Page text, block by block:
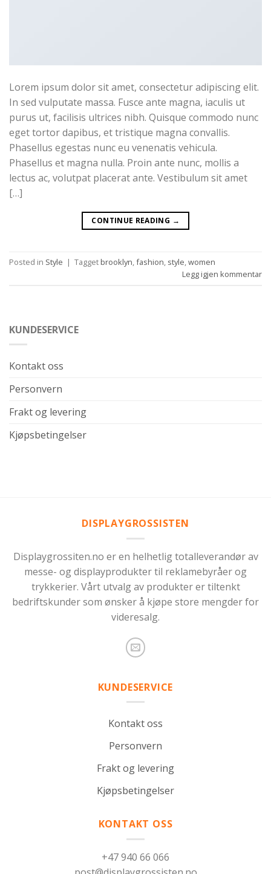
Lorem ipsum dolor sit amet, consectetur adipiscing elit.
In sed vulputate massa. Fusce ante magna, iaculis ut
purus ut, facilisis ultrices nibh. Quisque commodo nunc
eget tortor dapibus, et tristique magna convallis.
Phasellus egestas nunc eu venenatis vehicula.
Phasellus et magna nulla. Proin ante nunc, mollis a
lectus ac, volutpat placerat ante. Vestibulum sit amet
[…]
CONTINUE READING →
Posted in Style | Tagget brooklyn,fashion, style,women
Legg igjen kommentar
KUNDESERVICE
Kontakt oss
Personvern
Frakt og levering
Kjøpsbetingelser
DISPLAYGROSSISTEN
Displaygrossiten.no er en helhetlig totalleverandør av
messe- og displayprodukter til reklamebyråer og
trykkerier. Vårt utvalg av produkter er tiltenkt
bedriftskunder som ønsker å kjøpe store mengder for
videresalg.
KUNDESERVICE
Kontakt oss
Personvern
Frakt og levering
Kjøpsbetingelser
KONTAKT OSS
+47 940 66 066